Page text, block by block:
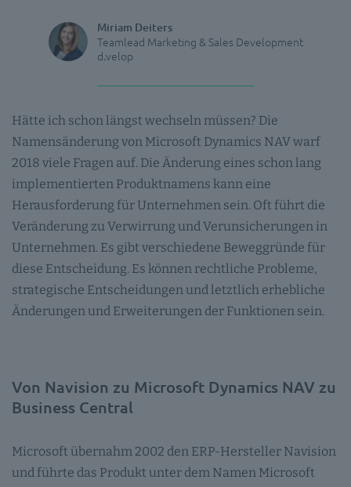
Miriam Deiters
Teamlead Marketing & Sales Development
d.velop
Hätte ich schon längst wechseln müssen? Die
Namensänderung von Microsoft Dynamics NAV warf
2018 viele Fragen auf. Die Änderung eines schon lang
implementierten Produktnamens kann eine
Herausforderung für Unternehmen sein. Oft führt die
Veränderung zu Verwirrung und Verunsicherungen in
Unternehmen. Es gibt verschiedene Beweggründe für
diese Entscheidung. Es können rechtliche Probleme,
strategische Entscheidungen und letztlich erhebliche
Änderungen und Erweiterungen der Funktionen sein.
Von Navision zu Microsoft Dynamics NAV zu
Business Central
Microsoft übernahm 2002 den ERP-Hersteller Navision
und führte das Produkt unter dem Namen Microsoft